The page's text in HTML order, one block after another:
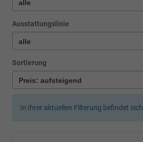
Ausstattungslinie
Sortierung
In Ihrer aktuellen Filterung befindet sich